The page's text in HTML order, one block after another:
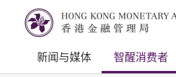
新闻与媒体 智醒消费者